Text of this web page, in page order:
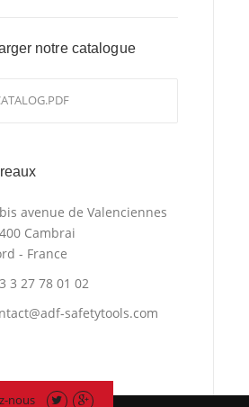
notre catalogue
avenue de Valenciennes
Cambrai
- France
3 27 78 01 02
safetytools.com
nous